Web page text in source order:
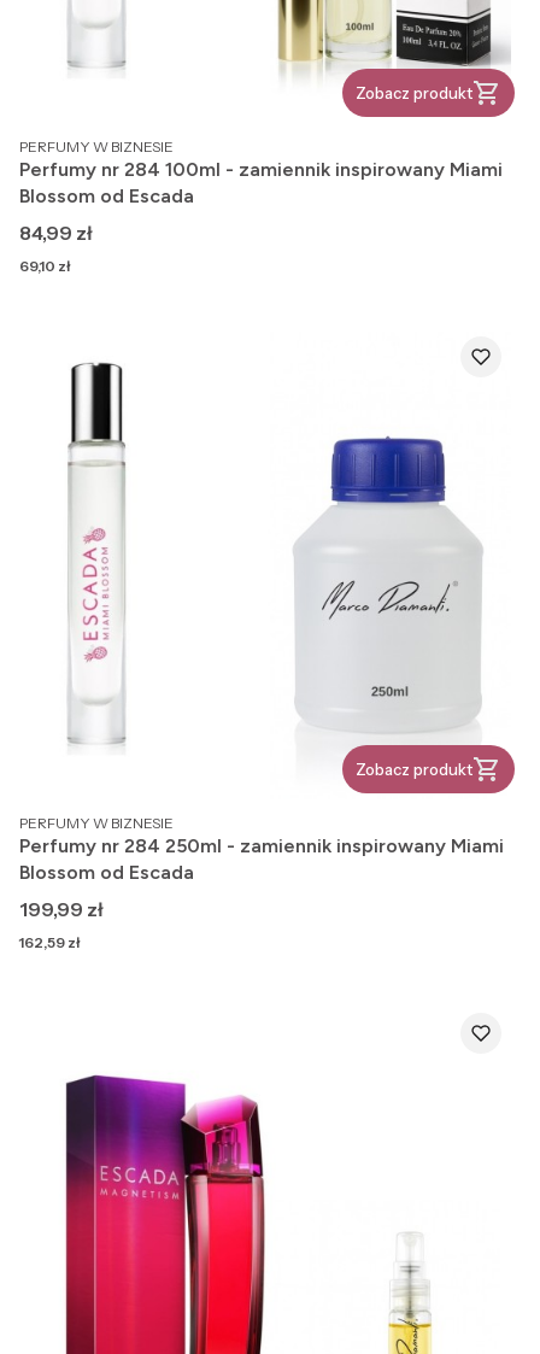
Zobacz produkt
PRODUCENT
PERFUMY W BIZNESIE
Perfumy nr 284 100ml - zamiennik inspirowany Miami
Blossom od Escada
Cena
84,99 zł
Cena
69,10 zł
Zobacz produkt
PRODUCENT
PERFUMY W BIZNESIE
Perfumy nr 284 250ml - zamiennik inspirowany Miami
Blossom od Escada
Cena
199,99 zł
Cena
162,59 zł